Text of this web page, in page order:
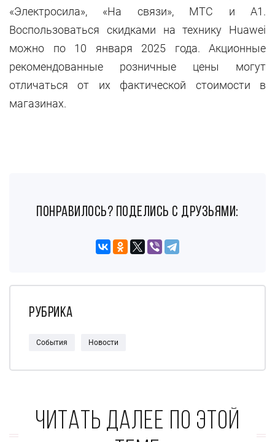
«Электросила», «На связи», МТС и А1.
Воспользоваться скидками на технику Huawei
можно по 10 января 2025 года. Акционные
рекомендованные розничные цены могут
отличаться от их фактической стоимости в
магазинах.
понравилось? поделись с друзьями:
Рубрика
События Новости
Читать далее по этой